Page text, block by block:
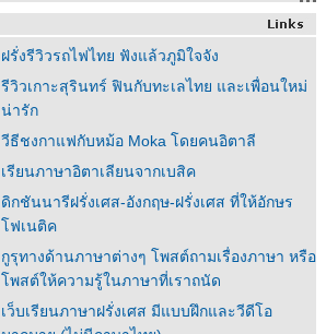
ฝรั่งรีวิวรถไฟไทย ฟังแล้วภูมิใจจัง
รีวิวเกาะสุรินทร์ ฟินกับทะเลไทย และเพื่อนใหม่
น่ารัก
วีธีชงกาแฟกับหม้อ Moka โดยคนอิตาลี
เรียนภาษาอิตาเลียนจากเบสิค
ดิกชันนารีฝรั่งเศส-อังกฤษ-ฝรั่งเศส ที่ให้อักษร
โฟเนติค
กูรุทางด้านภาษาต่างๆ โพสต์ถามเรื่องภาษา หรือ
โพสต์ให้ความรู้ในภาษาที่เราถนัด
เว็บเรียนภาษาฝรั่งเศส มีแบบฝึกและวีดีโอ